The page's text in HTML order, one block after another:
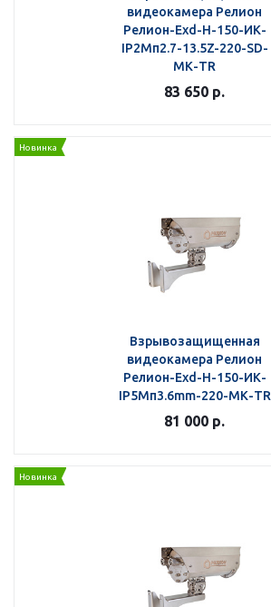
видеокамера Релион
Релион-Exd-Н-150-ИК-
IP2Мп2.7-13.5Z-220-SD-
МК-TR
83 650 р.
Новинка
Взрывозащищенная
видеокамера Релион
Релион-Exd-Н-150-ИК-
IP5Мп3.6mm-220-МК-TR
81 000 р.
Новинка